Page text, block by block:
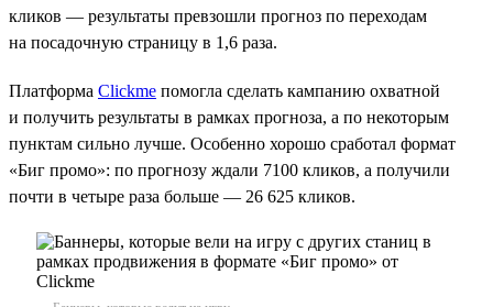
кликов — результаты превзошли прогноз по переходам
на посадочную страницу в 1,6 раза.
Платформа Clickme помогла сделать кампанию охватной
и получить результаты в рамках прогноза, а по некоторым
пунктам сильно лучше. Особенно хорошо сработал формат
«Биг промо»: по прогнозу ждали 7100 кликов, а получили
почти в четыре раза больше — 26 625 кликов.